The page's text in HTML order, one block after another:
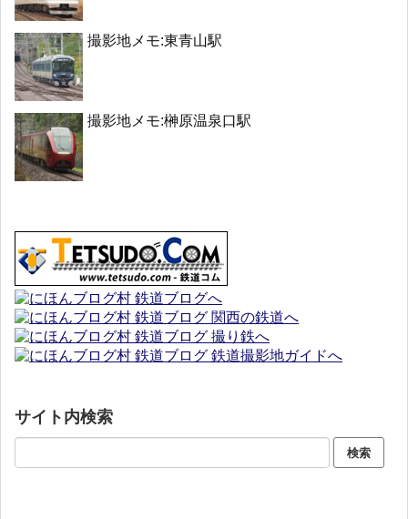
撮影地メモ:東青山駅
撮影地メモ:榊原温泉口駅
サイト内検索